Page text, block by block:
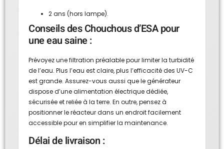
2 ans (hors lampe).
Conseils des Chouchous d’ESA pour
une eau saine :
Prévoyez une filtration préalable pour limiter la turbidité
de l’eau. Plus l’eau est claire, plus l’efficacité des UV-C
est grande. Assurez-vous aussi que le générateur
dispose d’une alimentation électrique dédiée,
sécurisée et reliée à la terre. En outre, pensez à
positionner le réacteur dans un endroit facilement
accessible pour en simplifier la maintenance.
Délai de livraison :